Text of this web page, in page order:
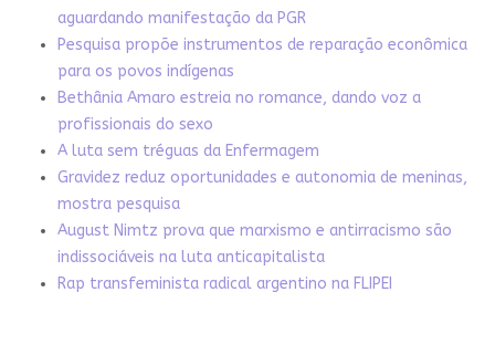
aguardando manifestação da PGR
Pesquisa propõe instrumentos de reparação econômica
para os povos indígenas
Bethânia Amaro estreia no romance, dando voz a
profissionais do sexo
A luta sem tréguas da Enfermagem
Gravidez reduz oportunidades e autonomia de meninas,
mostra pesquisa
August Nimtz prova que marxismo e antirracismo são
indissociáveis na luta anticapitalista
Rap transfeminista radical argentino na FLIPEI